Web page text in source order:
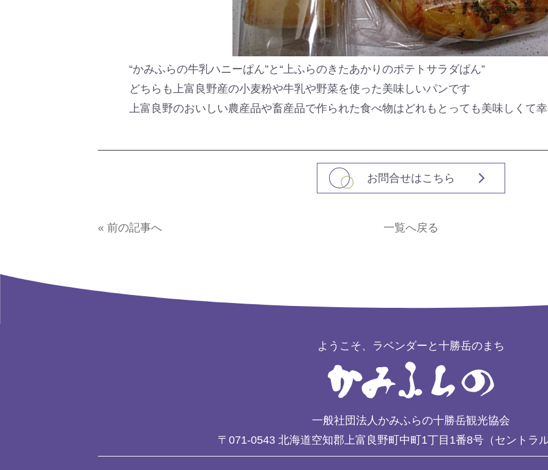
“かみふらの牛乳ハニーぱん”と“上ふらのきたあかりのポテトサラダぱん”
どちらも上富良野産の小麦粉や牛乳や野菜を使った美味しいパンです
上富良野のおいしい農産品や畜産品で作られた食べ物はどれもとっても美味しくて
お問合せはこちら
« 前の記事へ 一覧へ戻る
ようこそ、ラベンダーと十勝岳のまち
一般社団法人かみふらの十勝岳観光協会
〒071-0543 北海道空知郡上富良野町中町1丁目1番8号（セントラ